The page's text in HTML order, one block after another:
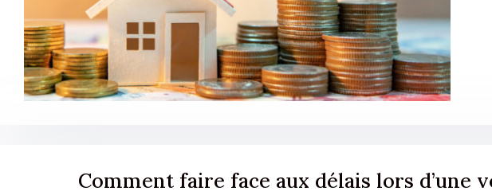
Comment faire face aux délais lors d’une